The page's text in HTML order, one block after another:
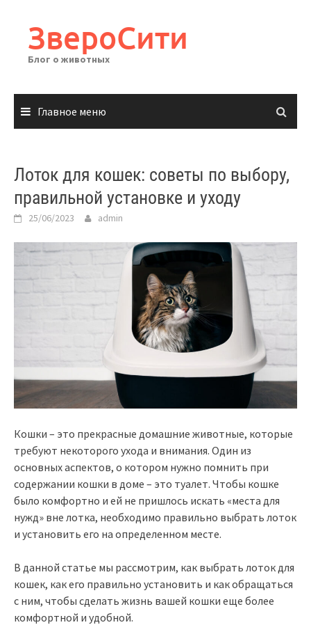
содержимому
ЗвероСити
Блог о животных
Главное меню
Лоток для кошек: советы по выбору,
правильной установке и уходу
25/06/2023 admin
Кошки – это прекрасные домашние животные, которые
требуют некоторого ухода и внимания. Один из
основных аспектов, о котором нужно помнить при
содержании кошки в доме – это туалет. Чтобы кошке
было комфортно и ей не пришлось искать «места для
нужд» вне лотка, необходимо правильно выбрать лоток
и установить его на определенном месте.
В данной статье мы рассмотрим, как выбрать лоток для
кошек, как его правильно установить и как обращаться
с ним, чтобы сделать жизнь вашей кошки еще более
комфортной и удобной.